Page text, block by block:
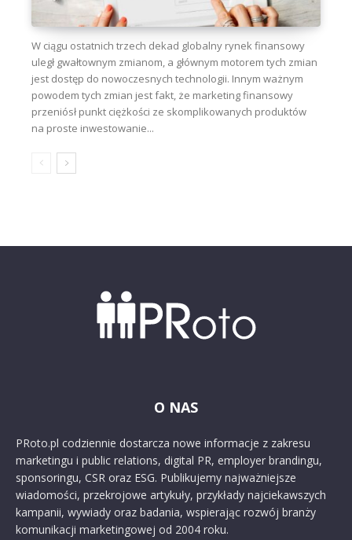
W ciągu ostatnich trzech dekad globalny rynek finansowy
uległ gwałtownym zmianom, a głównym motorem tych zmian
jest dostęp do nowoczesnych technologii. Innym ważnym
powodem tych zmian jest fakt, że marketing finansowy
przeniósł punkt ciężkości ze skomplikowanych produktów
na proste inwestowanie...
O NAS
PRoto.pl codziennie dostarcza nowe informacje z zakresu
marketingu i public relations, digital PR, employer brandingu,
sponsoringu, CSR oraz ESG. Publikujemy najważniejsze
wiadomości, przekrojowe artykuły, przykłady najciekawszych
kampanii, wywiady oraz badania, wspierając rozwój branży
komunikacji marketingowej od 2004 roku.